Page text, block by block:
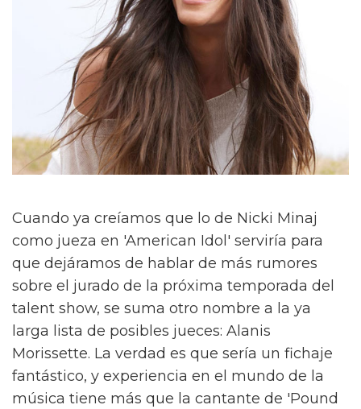
Cuando ya creíamos que lo de Nicki Minaj
como jueza en 'American Idol' serviría para
que dejáramos de hablar de más rumores
sobre el jurado de la próxima temporada del
talent show, se suma otro nombre a la ya
larga lista de posibles jueces: Alanis
Morissette. La verdad es que sería un fichaje
fantástico, y experiencia en el mundo de la
música tiene más que la cantante de 'Pound